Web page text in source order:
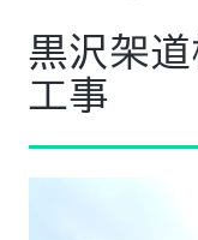
黒沢架
工事